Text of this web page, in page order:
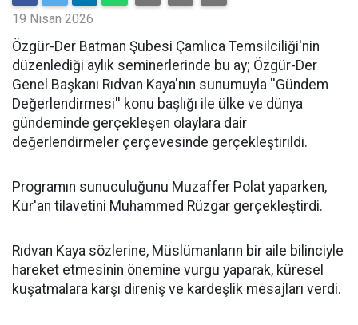
19 Nisan 2026
​Özgür-Der Batman Şubesi Çamlıca Temsilciliği'nin
düzenlediği aylık seminerlerinde bu ay; Özgür-Der
Genel Başkanı Rıdvan Kaya'nın sunumuyla ''Gündem
Değerlendirmesi'' konu başlığı ile ülke ve dünya
gündeminde gerçekleşen olaylara dair
değerlendirmeler çerçevesinde gerçekleştirildi.
Programın sunuculuğunu Muzaffer Polat yaparken,
Kur'an tilavetini Muhammed Rüzgar gerçekleştirdi.
Rıdvan Kaya sözlerine, Müslümanların bir aile bilinciyle
hareket etmesinin önemine vurgu yaparak, küresel
kuşatmalara karşı direniş ve kardeşlik mesajları verdi.